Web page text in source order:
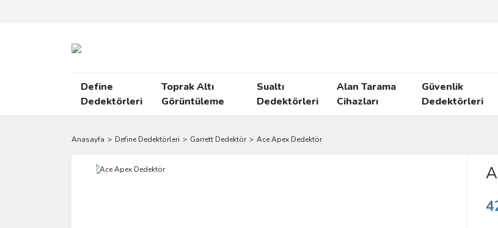
Define
Dedektörleri
Toprak Altı
Görüntüleme
Sualtı
Dedektörleri
Alan Tarama
Cihazları
Güvenlik
Dedektörleri
Anasayfa Define Dedektörleri Garrett Dedektör Ace Apex Dedektör